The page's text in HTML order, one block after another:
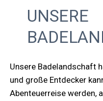
UNSERE
Unsere Badelandschaft
und große Entdecker
Abenteuerreise werden,